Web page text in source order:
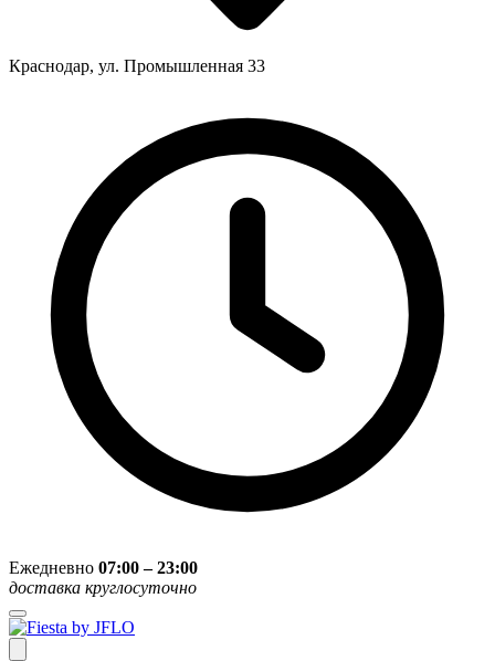
Краснодар, ул. Промышленная 33
Ежедневно 07:00 – 23:00
доставка круглосуточно